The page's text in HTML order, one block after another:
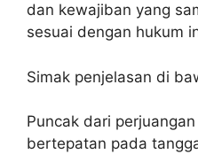
dan kewajiban yang
sesuai dengan hukum
Simak penjelasan di
Puncak dari
bertepatan pada